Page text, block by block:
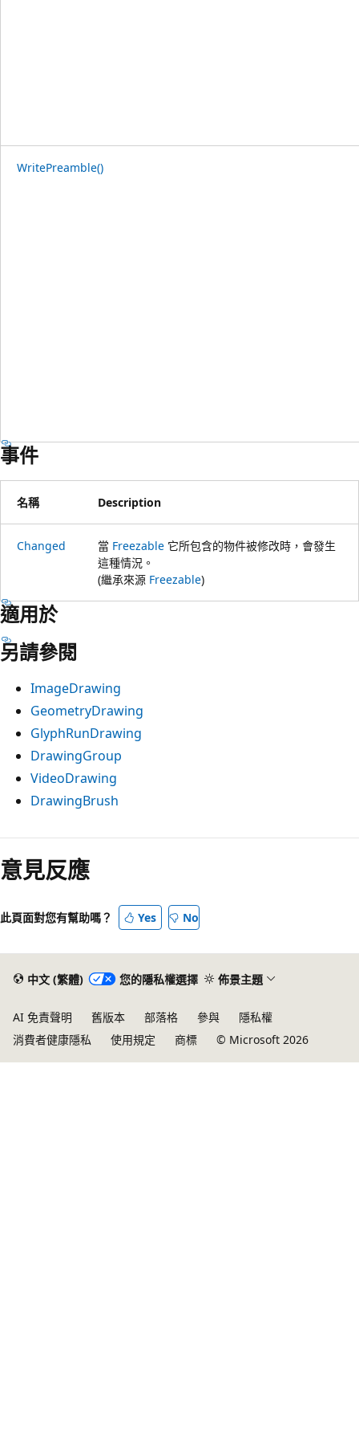
WritePreamble()
事件
名稱 Description
Changed 當 Freezable 它所包含的物件被修改時，會發生
這種情況。
(繼承來源 Freezable)
適用於
另請參閱
ImageDrawing
GeometryDrawing
GlyphRunDrawing
DrawingGroup
VideoDrawing
DrawingBrush
意見反應
此頁面對您有幫助嗎？ Yes No
中文 (繁體) 您的隱私權選擇 佈景主題
AI 免責聲明 舊版本 部落格 參與
隱私權
消費者健康隱私
使用規定 商標 © Microsoft 2026